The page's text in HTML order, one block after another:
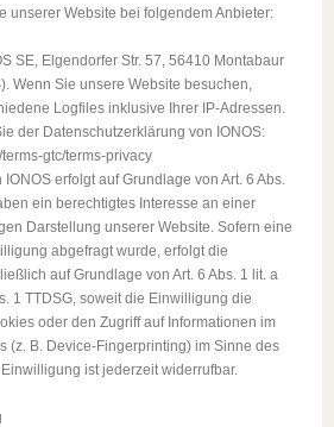
unserer Website bei folgendem Anbieter:
SE, Elgendorfer Str. 57, 56410 Montabaur
Wenn Sie unsere Website besuchen,
Logfiles inklusive Ihrer IP-Adressen.
der Datenschutzerklärung von IONOS:
gtc/terms-privacy
erfolgt auf Grundlage von Art. 6 Abs.
ein berechtigtes Interesse an einer
Darstellung unserer Website. Sofern eine
abgefragt wurde, erfolgt die
auf Grundlage von Art. 6 Abs. 1 lit. a
1 TTDSG, soweit die Einwilligung die
oder den Zugriff auf Informationen im
(z. B. Device-Fingerprinting) im Sinne des
ist jederzeit widerrufbar.